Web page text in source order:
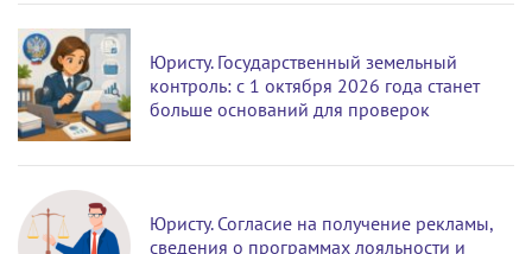
Юристу. Государственный земельный
контроль: с 1 октября 2026 года станет
больше оснований для проверок
Юристу. Согласие на получение рекламы,
сведения о программах лояльности и